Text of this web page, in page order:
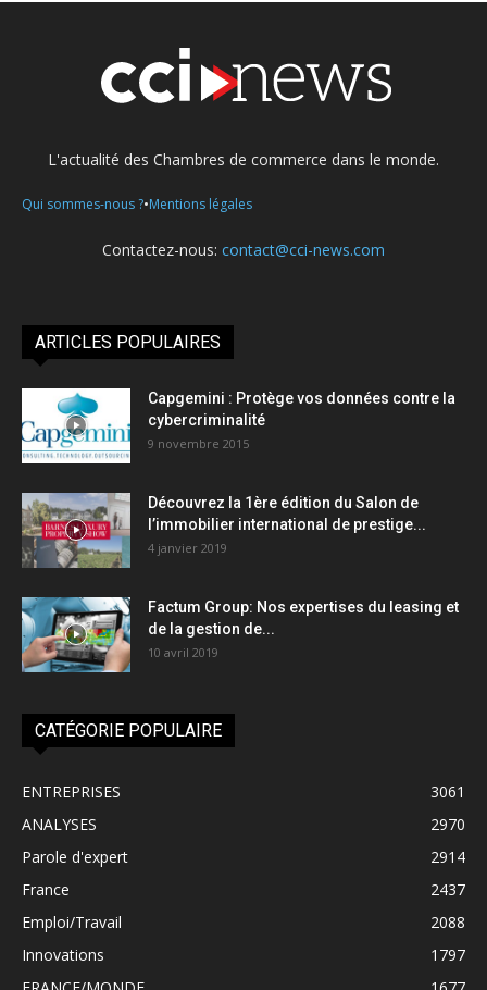
L'actualité des Chambres de commerce dans le monde.
Qui sommes-nous ?•Mentions légales
Contactez-nous: contact@cci-news.com
ARTICLES POPULAIRES
Capgemini : Protège vos données contre la
cybercriminalité
9 novembre 2015
Découvrez la 1ère édition du Salon de
l’immobilier international de prestige...
4 janvier 2019
Factum Group: Nos expertises du leasing et
de la gestion de...
10 avril 2019
CATÉGORIE POPULAIRE
ENTREPRISES
3061
ANALYSES
2970
Parole d'expert
2914
France
2437
Emploi/Travail
2088
Innovations
1797